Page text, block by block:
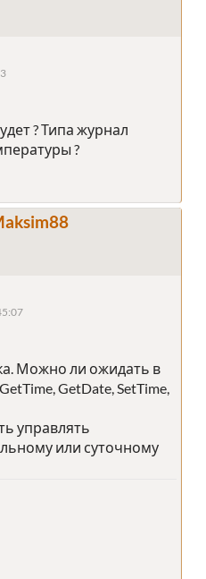
? Типа журнал
?
Можно ли ожидать в
GetDate, SetTime,
управлять
или суточному